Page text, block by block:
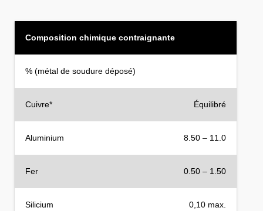
Composition chimique contraignante
% (métal de soudure déposé)
Cuivre* Équilibré
Aluminium 8.50 – 11.0
Fer 0.50 – 1.50
Silicium 0,10 max.